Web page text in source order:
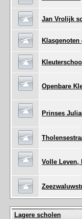
Jan Vrolijk
Klasgenoten
Openbare
Prinses
Volle Leven,
Lagere scholen